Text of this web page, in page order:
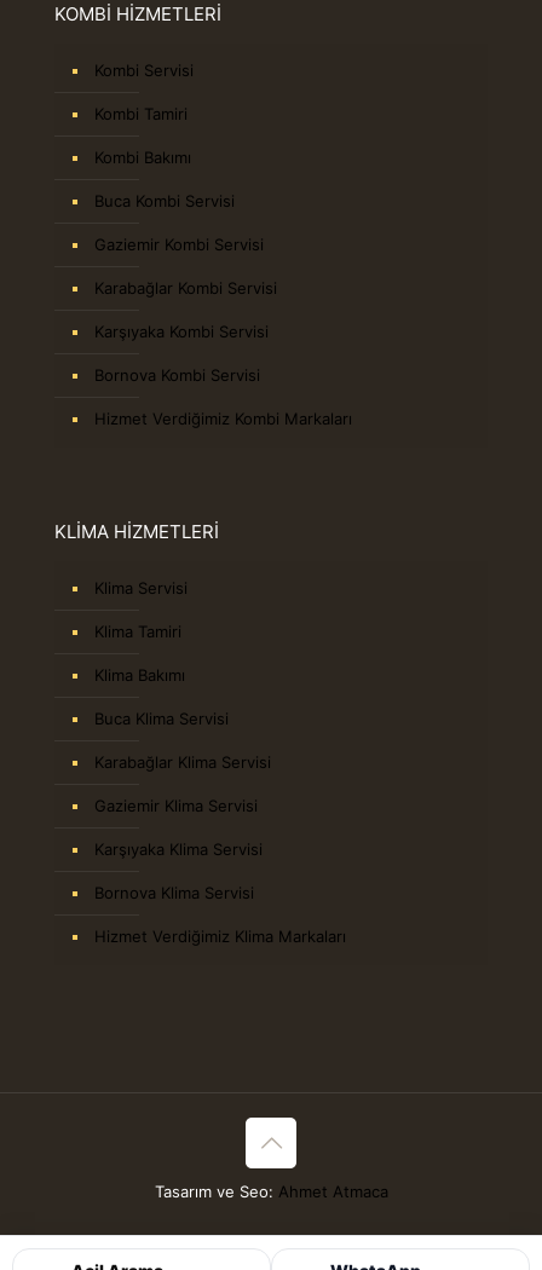
KOMBİ HİZMETLERİ
Kombi Servisi
Kombi Tamiri
Kombi Bakımı
Buca Kombi Servisi
Gaziemir Kombi Servisi
Karabağlar Kombi Servisi
Karşıyaka Kombi Servisi
Bornova Kombi Servisi
Hizmet Verdiğimiz Kombi Markaları
KLİMA HİZMETLERİ
Klima Servisi
Klima Tamiri
Klima Bakımı
Buca Klima Servisi
Karabağlar Klima Servisi
Gaziemir Klima Servisi
Karşıyaka Klima Servisi
Bornova Klima Servisi
Hizmet Verdiğimiz Klima Markaları
Tasarım ve Seo: Ahmet Atmaca